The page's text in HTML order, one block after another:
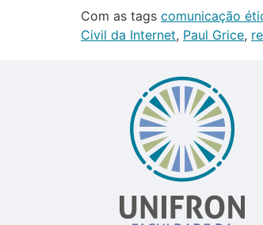
Com as tags comunicação
Civil da Internet, Paul Grice,